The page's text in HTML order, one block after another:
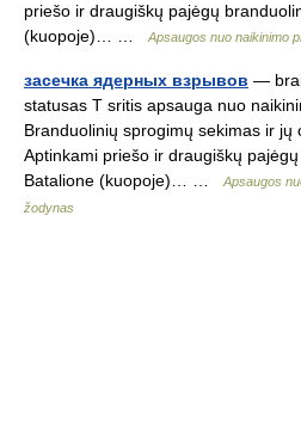
priešo ir draugiškų pajėgų
(kuopoje)… …
Apsaugos nuo naikinimo
засечка ядерных взрывов —
statusas T sritis apsauga nuo
Branduolinių sprogimų sekimas ir jų
Aptinkami priešo ir draugiškų
Batalione (kuopoje)… …
Apsaugos
žodynas